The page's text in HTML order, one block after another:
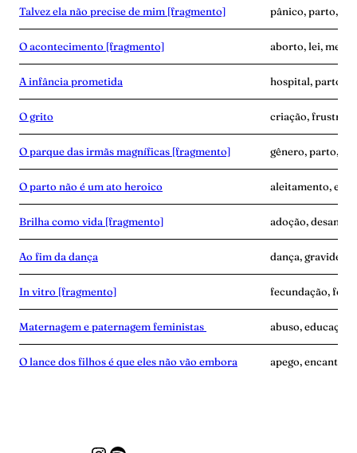
Talvez ela não precise de mim [fragmento] pânico, parto,
O acontecimento [fragmento] aborto, lei,
A infância prometida hospital, parto,
O grito criação,
O parque das irmãs magníficas [fragmento] gênero, parto,
O parto não é um ato heroico aleitamento,
Brilha como vida [fragmento] adoção, desamor
Ao fim da dança dança, gravidez,
In vitro [fragmento] fecundação,
Maternagem e paternagem feministas abuso,
O lance dos filhos é que eles não vão embora apego,